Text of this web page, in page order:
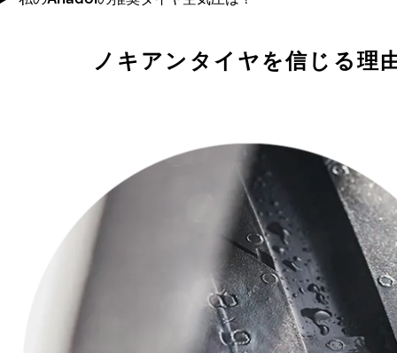
ノキアンタイヤを信じる理